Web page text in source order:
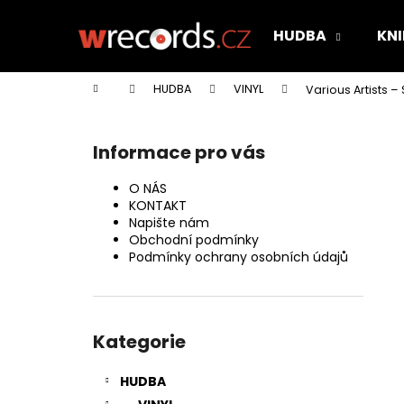
HUDBA
Domů HUDBA VINYL Various Artists ‎–
Informace pro vás
O NÁS
KONTAKT
Napište nám
Obchodní podmínky
Podmínky ochrany osobních údajů
kategorie
Kategorie
HUDBA
í
Zpět
do
Zpět
do